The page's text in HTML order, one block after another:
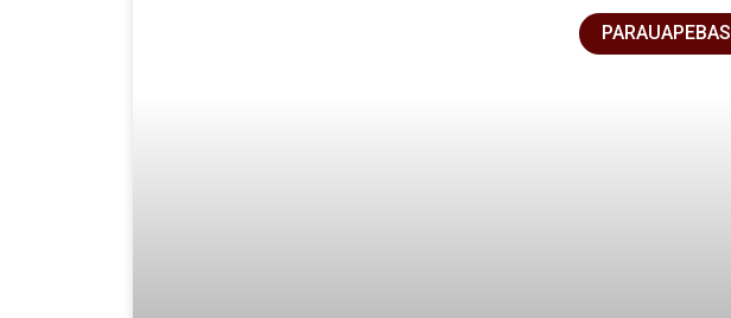
PARAUAPEBAS